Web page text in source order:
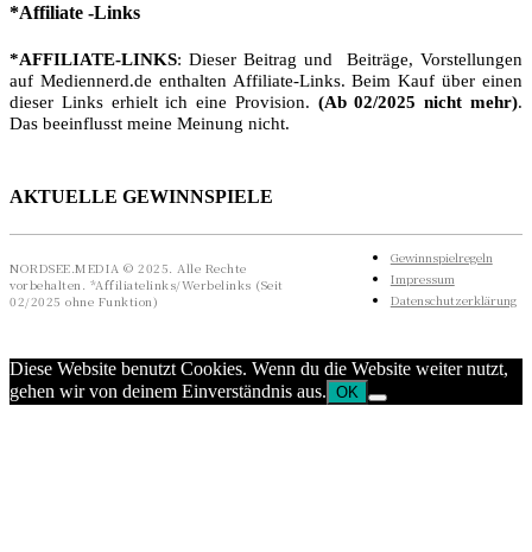
*Affiliate -Links
*AFFILIATE-LINKS: Dieser Beitrag und Beiträge, Vorstellungen
auf Mediennerd.de enthalten Affiliate-Links. Beim Kauf über einen
dieser Links erhielt ich eine Provision. (Ab 02/2025 nicht mehr).
Das beeinflusst meine Meinung nicht.
AKTUELLE GEWINNSPIELE
NORDSEE.MEDIA © 2025. Alle Rechte
vorbehalten. *Affiliatelinks/Werbelinks (Seit
02/2025 ohne Funktion)
Gewinnspielregeln
Impressum
Datenschutzerklärung
Diese Website benutzt Cookies. Wenn du die Website weiter nutzt,
gehen wir von deinem Einverständnis aus. OK